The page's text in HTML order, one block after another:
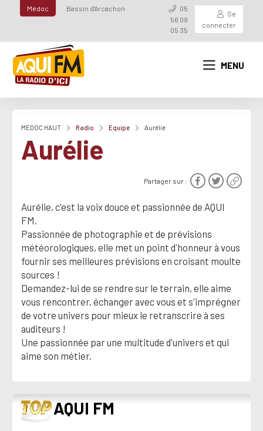
Médoc Bassin d'Arcachon
05
56 09
05 35
Se
connecter
MENU
MEDOC HAUT Radio Equipe Aurélie
Aurélie
Partager sur :
Aurélie, c'est la voix douce et passionnée de AQUI
FM.
Passionnée de photographie et de prévisions
météorologiques, elle met un point d'honneur à vous
fournir ses meilleures prévisions en croisant moulte
sources !
Demandez-lui de se rendre sur le terrain, elle aime
vous rencontrer, échanger avec vous et s'imprégner
de votre univers pour mieux le retranscrire à ses
auditeurs !
Une passionnée par une multitude d'univers et qui
aime son métier.
TOP AQUI FM